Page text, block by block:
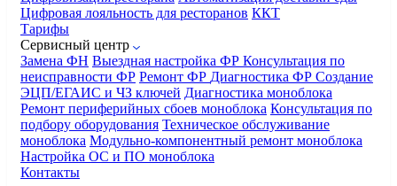
Цифровая лояльность для ресторанов ККТ
Тарифы
Сервисный центр
Замена ФН Выездная настройка ФР Консультация по
неисправности ФР Ремонт ФР Диагностика ФР Создание
ЭЦП/ЕГАИС и ЧЗ ключей Диагностика моноблока
Ремонт периферийных сбоев моноблока Консультация по
подбору оборудования Техническое обслуживание
моноблока Модульно-компонентный ремонт моноблока
Настройка ОС и ПО моноблока
Контакты